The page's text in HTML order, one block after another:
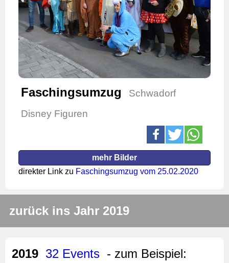
Faschingsumzug
Schwadorf
Disney Figuren
mehr Bilder
direkter Link zu Faschingsumzug vom 25.02.2020
zurück ins Jahr 2019
2019 32 Events - zum Beispiel: